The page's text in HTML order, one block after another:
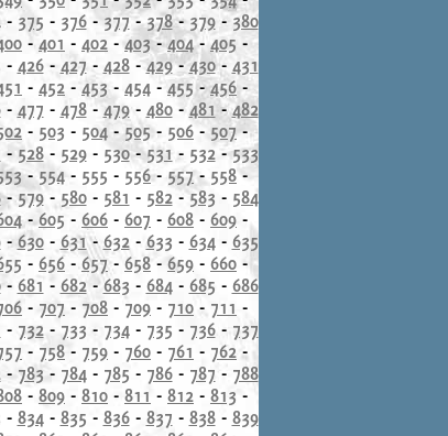
- 375 - 376- 377-378- 379- 380
- 401 - 402 -403-404- 405 -
- 426- 427 - 428-429-430- 431
- 452 - 453 - 454 - 455-456 -
- 477 - 478-479- 480- 481 -482
- 503 - 504 -505- 506 - 507-
-528- 529- 530-531 - 532-533
- 554 - 555 - 556- 557- 558 -
-579- 580- 581 - 582-583 - 584
-605 - 606 - 607 - 608 - 609 -
-630- 631 - 632- 633 - 634- 635
- 656 - 657- 658 - 659 - 660 -
- 681 - 682-683 - 684- 685 - 686
- 707 - 708 - 709 - 710 - 711 -
- 732- 733 - 734- 735 - 736- 737
- 758 - 759 - 760 - 761 - 762 -
- 783- 784- 785 - 786- 787 - 788
- 809 - 810 - 811 - 812 - 813 -
- 834- 835 - 836- 837 - 838- 839